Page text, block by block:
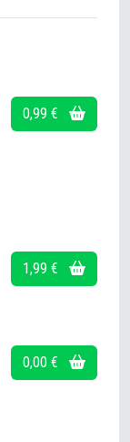
0,99 €
1,99 €
0,00 €